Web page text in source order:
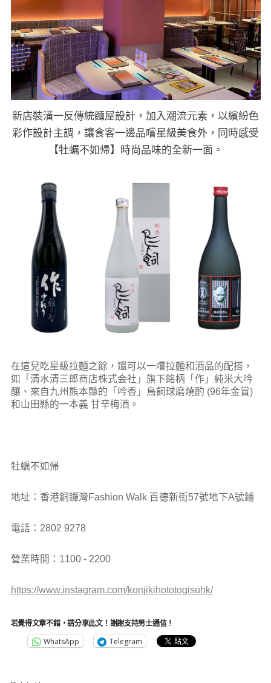
新店裝潢一反傳統麵屋設計，加入潮流元素，以繽紛色
彩作設計主調，讓食客一邊品嚐星級美食外，同時感受
【牡蠣不如帰】時尚品味的全新一面。
在這兒吃星級拉麵之餘，還可以一嚐拉麵和酒品的配搭，
如「清水清三郎商店株式会社」旗下銘柄「作」純米大吟
釀、來自九州熊本縣的「吟香」鳥飼球磨燒酌 (96年金賞)
和山田縣的一本義 甘辛梅酒。
牡蠣不如帰
地址：香港銅鑼灣Fashion Walk 百德新街57號地下A號鋪
電話：2802 9278
營業時間：1100 - 2200
https://www.instagram.com/konjikihototogisuhk/
若覺得文章不錯，請分享此文！謝謝支持男士通信！
WhatsApp Telegram